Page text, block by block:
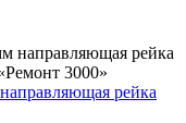
рейка